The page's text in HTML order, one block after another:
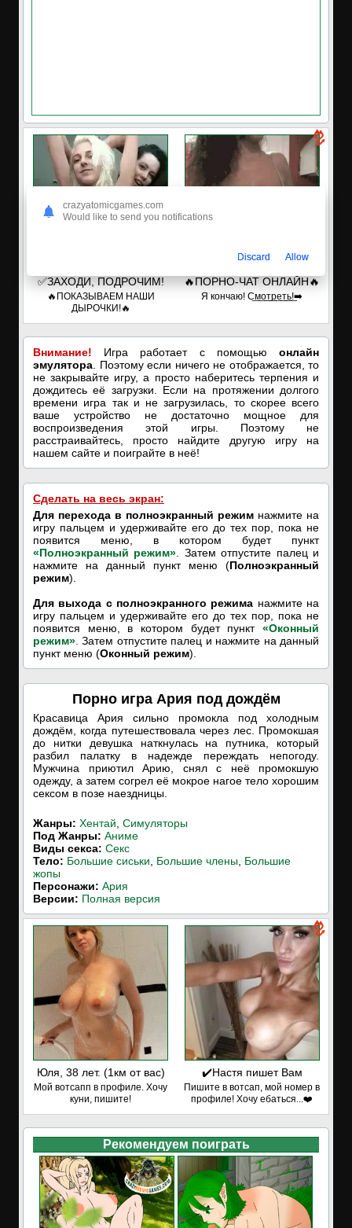
✅ЗАХОДИ, ПОДРОЧИМ!
🔥ПОКАЗЫВАЕМ НАШИ
ДЫРОЧКИ!🔥
🔥ПОРНО-ЧАТ ОНЛАЙН🔥
Я кончаю! С͟м͟о͟т͟р͟е͟т͟ь͟!➡️
Внимание! Игра работает с помощью онлайн
эмулятора . Поэтому если ничего не отображается, то
не закрывайте игру, а просто наберитесь терпения и
дождитесь её загрузки. Если на протяжении долгого
времени игра так и не загрузилась, то скорее всего
ваше устройство не достаточно мощное для
воспроизведения этой игры. Поэтому не
расстраивайтесь, просто найдите другую игру на
нашем сайте и поиграйте в неё!
Сделать на весь экран:
Для перехода в полноэкранный режим нажмите на
игру пальцем и удерживайте его до тех пор, пока не
появится меню, в котором будет пункт
«Полноэкранный режим» . Затем отпустите палец и
нажмите на данный пункт меню (Полноэкранный
режим).
Для выхода с полноэкранного режима нажмите на
игру пальцем и удерживайте его до тех пор, пока не
появится меню, в котором будет пункт «Оконный
режим» . Затем отпустите палец и нажмите на данный
пункт меню (Оконный режим).
Порно игра Ария под дождём
Красавица Ария сильно промокла под холодным
дождём, когда путешествовала через лес. Промокшая
до нитки девушка наткнулась на путника, который
разбил палатку в надежде переждать непогоду.
Мужчина приютил Арию, снял с неё промокшую
одежду, а затем согрел её мокрое нагое тело хорошим
сексом в позе наездницы.
Жанры: Хентай Симуляторы
Под Жанры: Аниме
Виды секса: Секс
Тело: Большие сиськи Большие члены Большие
жопы
Персонажи: Ария
Версии: Полная версия
Юля, 38 лет. (1км от вас)
Мой вотсапп в профиле. Хочу
куни, пишите!
✔️Настя пишет Вам
Пишите в вотсап, мой номер в
профиле! Хочу ебаться...❤️
Рекомендуем поиграть
crazyatomicgames.com
Would like to send you notifications
Discard Allow